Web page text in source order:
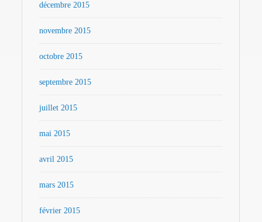
décembre 2015
novembre 2015
octobre 2015
septembre 2015
juillet 2015
mai 2015
avril 2015
mars 2015
février 2015